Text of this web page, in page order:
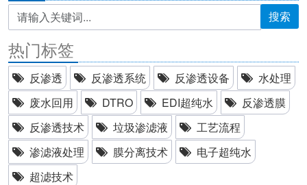
搜索
热门标签
反渗透 反渗透系统 反渗透设备
水处理
废水回用
DTRO EDI超纯水
反渗透膜
反渗透技术
垃圾渗滤液
工艺流程
渗滤液处理
膜分离技术
电子超纯水
超滤技术